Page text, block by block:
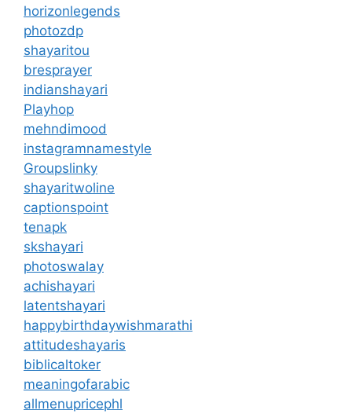
horizonlegends
photozdp
shayaritou
bresprayer
indianshayari
Playhop
mehndimood
instagramnamestyle
Groupslinky
shayaritwoline
captionspoint
tenapk
skshayari
photoswalay
achishayari
latentshayari
happybirthdaywishmarathi
attitudeshayaris
biblicaltoker
meaningofarabic
allmenupricephl